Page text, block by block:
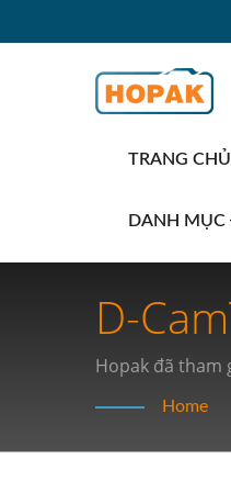
TRANG CHỦ
DANH
D-
Đóng
Hopak đã tham
Home